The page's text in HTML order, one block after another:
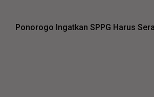
Ponorogo Ingatkan SPPG Harus